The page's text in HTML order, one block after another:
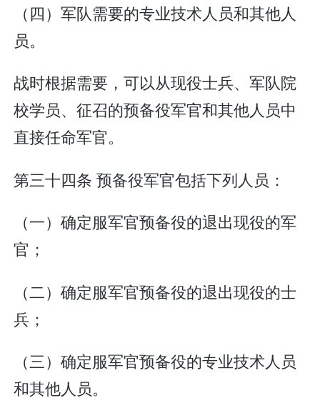
（四）军队需要的专业技术人员和其他人
员。
战时根据需要，可以从现役士兵、军队院
校学员、征召的预备役军官和其他人员中
直接任命军官。
第三十四条 预备役军官包括下列人员：
（一）确定服军官预备役的退出现役的军
官；
（二）确定服军官预备役的退出现役的士
兵；
（三）确定服军官预备役的专业技术人员
和其他人员。